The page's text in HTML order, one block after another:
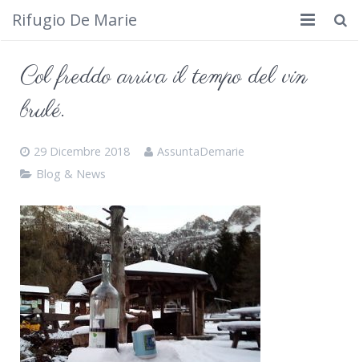
Rifugio De Marie
Dove siamo
Cosa fare
Calendario
Foto
Cimbergo da vedere
Contatti
Col freddo arriva il tempo del vin
brulé.
29 Dicembre 2018
AssuntaDemarie
Blog & News